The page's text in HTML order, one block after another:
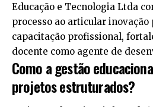
Educação e Tecnologia Ltda
processo ao articular inovação
capacitação profissional,
docente como agente de
Como a gestão
projetos estruturados?